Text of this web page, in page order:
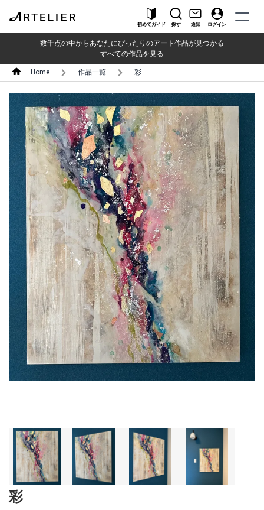
初めてガイド 探す 通知 ログイン
数千点の中からあなたにぴったりのアート作品が見つかる
すべての作品を見る
Home 作品一覧 彩
彩